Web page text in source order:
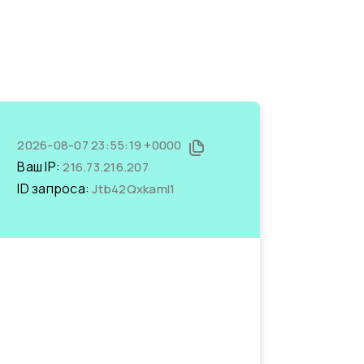
2026-08-07 23:55:19 +0000
Ваш IP:216.73.216.207
ID запроса:Jtb42QxkamI1